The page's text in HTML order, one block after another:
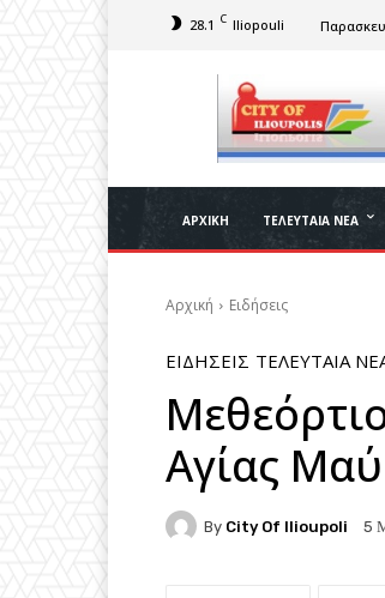
28.1 C Iliopouli
ΑΡΧΙΚΉ ΤΕΛΕΥΤΑΊΑ ΝΈΑ
Αρχική Ειδήσεις
ΕΙΔΉΣΕΙΣ ΤΕΛΕΥΤΑΊΑ
Αγίας
By City Of Ilioupoli 5